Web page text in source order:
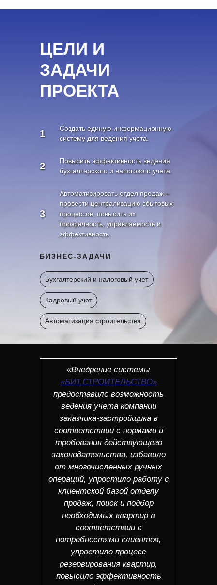
ЦЕЛИ И
ЗАДАЧИ
ПРОЕКТА
1
Создать единую информационную
систему для ведения учета.
2
Повысить эффективность ведения
бухгалтерского и налогового учета.
3
Автоматизировать отдел продаж –
провести централизацию сбытовых
процессов, повысить их
прозрачность, управляемость и
эффективность.
БИЗНЕС-ЗАДАЧИ
Бухгалтерский и налоговый учет
Кадровый учет
Автоматизация строительства
«Внедрение системы
«БИТ.СТРОИТЕЛЬСТВО»
предоставило возможность
ведения учета компании
заказчика-застройщика в
соответствии с нормами и
требования действующего
законодательства, избавило
от многочисленных ручных
операций, упростило работу с
клиентской базой отделу
продаж, поиск и подбор
необходимых квартир в
соответствии с
потребностями клиентов,
упростило процесс
резервирования квартир,
повысило эффективность